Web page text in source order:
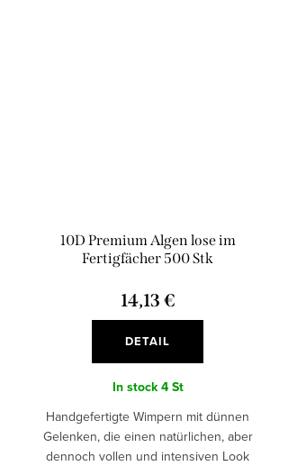
10D Premium Algen lose im
Fertigfächer 500 Stk
14,13 €
DETAIL
In stock4 St
Handgefertigte Wimpern mit dünnen
Gelenken, die einen natürlichen, aber
dennoch vollen und intensiven Look